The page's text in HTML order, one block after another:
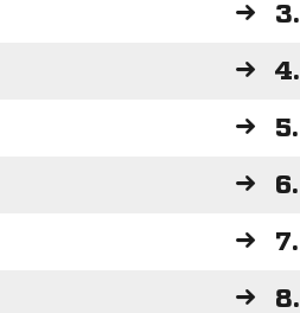
3.
4.
5.
6.
7.
8.